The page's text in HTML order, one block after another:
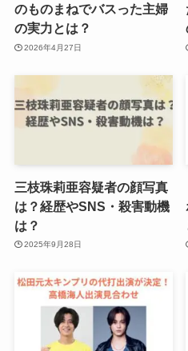
のものまねでバスった主婦
の実力とは？
2026年4月27日
三枝珠莉亜容疑者の顔写真
は？経歴やSNS・殺害動機
は？
2025年9月28日